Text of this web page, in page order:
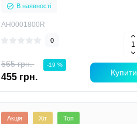
В наявності
AH0001800R
0
565 грн. -19 %
455 грн. Купити
Акція Хіт Топ